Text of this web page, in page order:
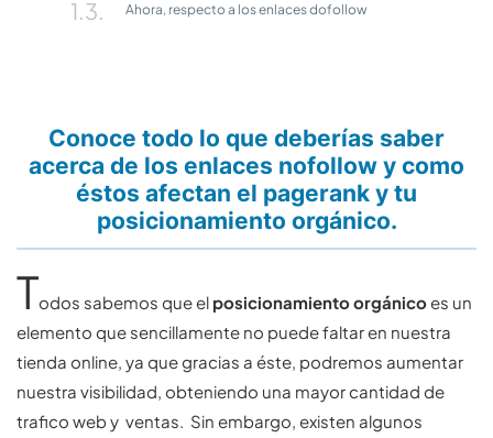
Ahora, respecto a los enlaces dofollow
Conoce todo lo que deberías saber
acerca de los enlaces nofollow y como
éstos afectan el pagerank y tu
posicionamiento orgánico.
Todos sabemos que el posicionamiento orgánicoes un
elemento que sencillamente no puede faltar en nuestra
tienda online, ya que gracias a éste, podremos aumentar
nuestra visibilidad, obteniendo una mayor cantidad de
trafico web y ventas. Sin embargo, existen algunos